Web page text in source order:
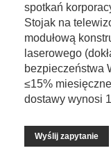
spotkań
Stojak na
modułową
laserowego
bezpieczeństwa
≤15%
dostawy wynosi
Wyślij zapytanie